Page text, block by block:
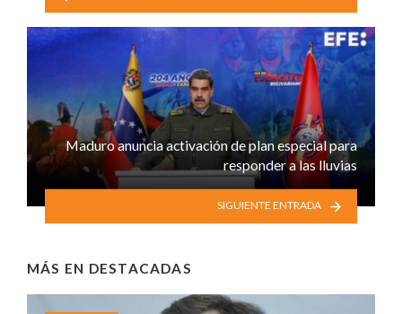
Maduro anuncia activación de plan especial para
responder a las lluvias
SIGUIENTE ENTRADA
MÁS EN DESTACADAS